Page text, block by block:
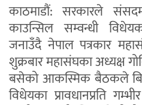
काठमाडौं: सरकारले
काउन्सिल सम्वन्धी
जनाउँदै नेपाल पत्रकार
शुक्रबार महासंघका अध्यक्ष
बसेको आकस्मिक बैठकले
विधेयका प्रावधानप्रति